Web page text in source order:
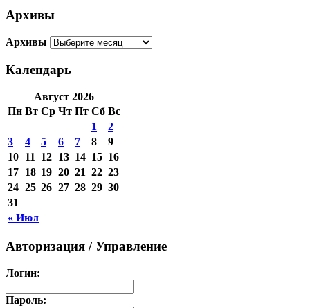
Архивы
Архивы
Календарь
Август 2026
Пн Вт Ср Чт Пт Сб Вс
« Июл
1
2
3
4 5 6 7 8
9
10 11 12 13 14 15 16
17 18 19 20 21 22 23
24 25 26 27 28 29 30
31
Авторизация / Управление
Логин:
Пароль: